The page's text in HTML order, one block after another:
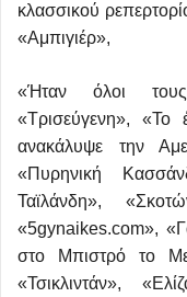
κλασσικού
«Αμπιγιέρ»,
«Ήταν όλοι
«Τρισεύγενη», «Το
ανακάλυψε την
«Πυρηνική
Ταϊλάνδη»,
«5gynaikes.com»,
στο Μπιστρό το
«Τσικλιντάν»,